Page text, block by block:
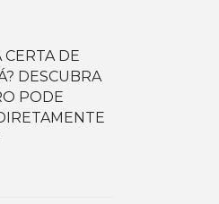
CERTA DE
DESCUBRA
PODE